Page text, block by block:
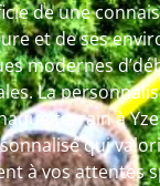
de une
et de ses
modernes
La
terrain à
qui
à vos attentes